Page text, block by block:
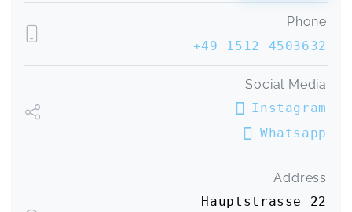
Phone
+49 1512 4503632
Social Media
Instagram
Whatsapp
Address
Hauptstrasse 22